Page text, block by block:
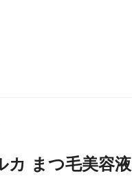
カ まつ毛美容液